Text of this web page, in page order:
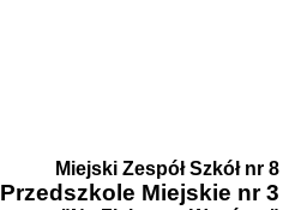
Miejski Zespół Szkół nr 8
Przedszkole Miejskie nr 3